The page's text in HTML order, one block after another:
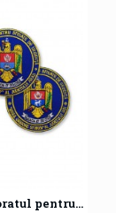
Emblema Inspectoratul pentru Situatii de Urgenta - ISU